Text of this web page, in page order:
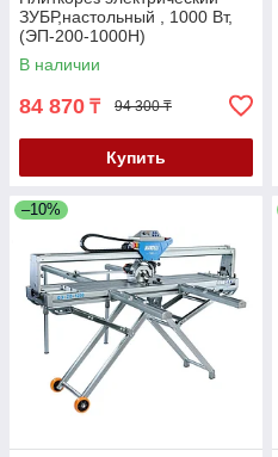
ЗУБР,настольный , 1000 Вт,
(ЭП-200-1000Н)
В наличии
84 870 ₸ 94 300 ₸
Купить
–10%